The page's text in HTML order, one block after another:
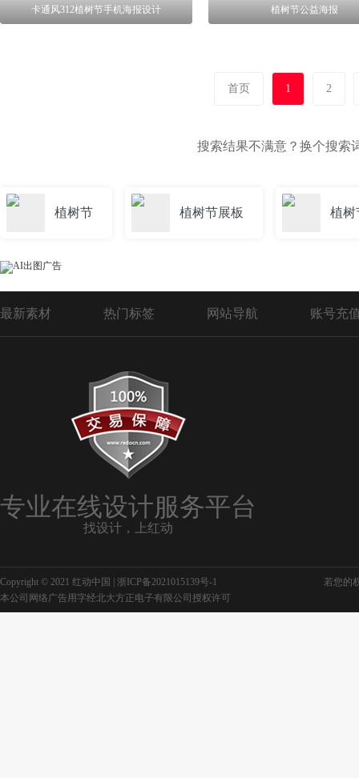
卡通风312植树节手机海报设计 植树节公益海报
首页 1 2
搜索结果不满意？换个搜索
植树节 植树节展板 植树
最新素材 热门标签 网站导航 账号充
专业在线设计服务平台
找设计，上红动
Copyright © 2021 红动中国 | 浙ICP备2021015139号-1
若您的
本公司网络广告用字经北大方正电子有限公司授权许可